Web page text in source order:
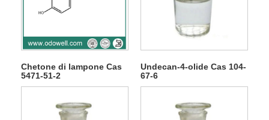
Chetone di lampone Cas
5471-51-2
Undecan-4-olide Cas 104-
67-6